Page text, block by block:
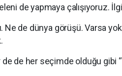
de yapmaya çalışıyoruz.
Ne de dünya görüşü. Varsa
de her seçimde olduğu gibi